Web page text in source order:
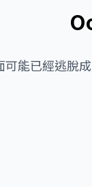
可能已經逃脫